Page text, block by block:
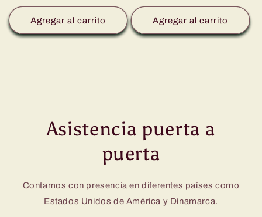
habitual
Agregar al carrito
habitual
Agregar al carrito
Asistencia puerta a
puerta
Contamos con presencia en diferentes países como
Estados Unidos de América y Dinamarca.